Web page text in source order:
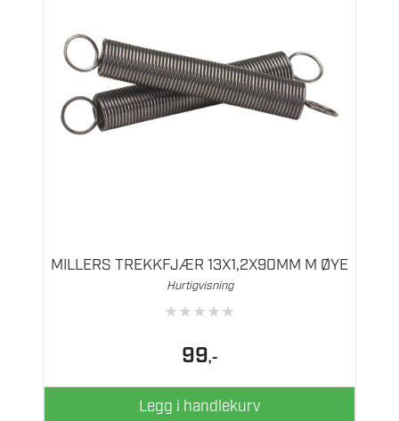
MILLERS TREKKFJÆR 13X1,2X90MM M ØYE
Hurtigvisning
★★★★★
99,-
Legg i handlekurv